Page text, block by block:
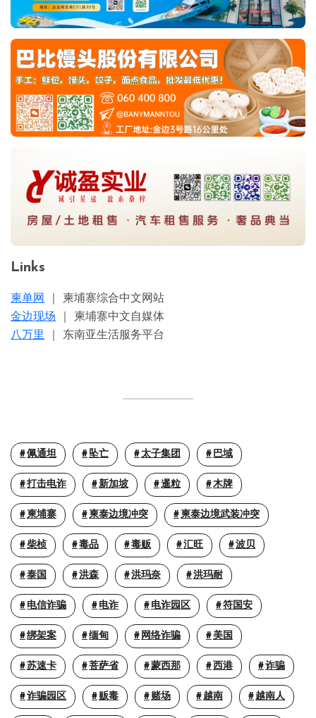
Links
柬单网
｜ 柬埔寨综合中文网站
金边现场 ｜ 柬埔寨中文自媒体
八万里
｜ 东南亚生活服务平台
佩通坦 坠亡 太子集团 巴域
打击电诈 新加坡 暹粒 木牌
柬埔寨 柬泰边境冲突 柬泰边境武装冲突
柴桢 毒品 毒贩 汇旺 波贝
泰国 洪森 洪玛奈 洪玛耐
电信诈骗 电诈 电诈园区 符国安
绑架案 缅甸 网络诈骗 美国
苏速卡 菩萨省 蒙西那 西港 诈骗
诈骗园区 贩毒 赌场 越南 越南人